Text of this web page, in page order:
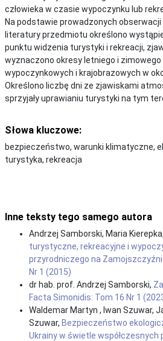
człowieka w czasie wypoczynku lub
Na podstawie prowadzonych
literatury przedmiotu określono
punktu widzenia turystyki i rekreacji,
wyznaczono okresy letniego i
wypoczynkowych i krajobrazowych w
Określono liczbę dni ze zjawiskami
sprzyjały uprawianiu turystyki na tym
Słowa kluczowe:
bezpieczeństwo, warunki klimatyczne,
turystyka, rekreacja
Inne teksty tego samego autora
Andrzej Samborski, Maria
turystyczne, rekreacyjne i
przyrodniczego na
Nr 1 (2015)
dr hab. prof. Andrzej Samborski,
Facta Simonidis: Tom 16 Nr 1
Waldemar Martyn , Iwan Szuwar,
Szuwar, Bezpieczeństwo
Ukrainy w świetle